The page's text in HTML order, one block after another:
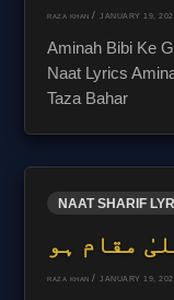
RAZA KHAN/ JANUARY 19,
Aminah Bibi Ke
Naat Lyrics
Taza Bahar
NAAT SHARIF
مقام ہو
RAZA KHAN/ JANUARY 19,